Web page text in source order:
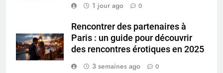
1 jour ago
0
Rencontrer des partenaires à
Paris : un guide pour découvrir
des rencontres érotiques en 2025
3 semaines ago
0